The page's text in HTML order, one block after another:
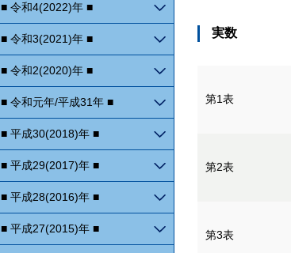
■ 令和4(2022)年 ■
■ 令和3(2021)年 ■
■ 令和2(2020)年 ■
■ 令和元年/平成31年 ■
■ 平成30(2018)年 ■
■ 平成29(2017)年 ■
■ 平成28(2016)年 ■
■ 平成27(2015)年 ■
実数
第1表
第2表
第3表